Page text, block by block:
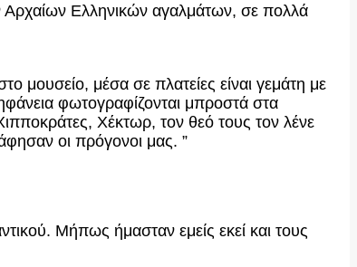
Αρχαίων Ελληνικών αγαλμάτων, σε πολλά
μουσείο, μέσα σε πλατείες είναι γεμάτη με
φωτογραφίζονται μπροστά στα
Χέκτωρ, τον θεό τους τον λένε
οι πρόγονοι μας. ”
Μήπως ήμασταν εμείς εκεί και τους